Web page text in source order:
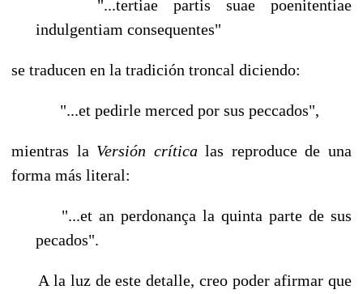
"...tertiae partis suae poenitentiae
indulgentiam consequentes"
se traducen en la tradición troncal diciendo:
"...et pedirle merced por sus peccados",
mientras la Versión críticalas reproduce de una
forma más literal:
"...et an perdonança la quinta parte de sus
pecados".
A la luz de este detalle, creo poder afirmar que